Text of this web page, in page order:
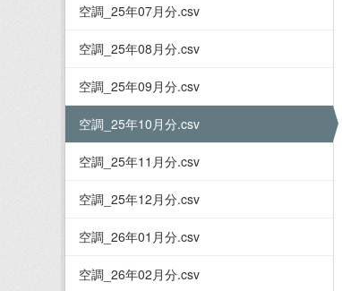
空調_25年07月分.csv
空調_25年08月分.csv
空調_25年09月分.csv
空調_25年10月分.csv
空調_25年11月分.csv
空調_25年12月分.csv
空調_26年01月分.csv
空調_26年02月分.csv